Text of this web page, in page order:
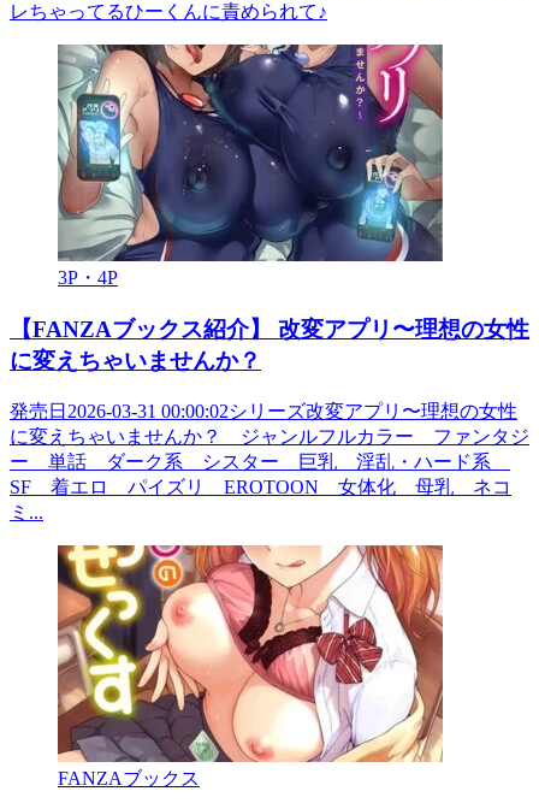
レちゃってるひーくんに責められて♪
3P・4P
【FANZAブックス紹介】 改変アプリ〜理想の女性
に変えちゃいませんか？
発売日2026-03-31 00:00:02シリーズ改変アプリ〜理想の女性
に変えちゃいませんか？ ジャンルフルカラー ファンタジ
ー 単話 ダーク系 シスター 巨乳 淫乱・ハード系
SF 着エロ パイズリ EROTOON 女体化 母乳 ネコ
ミ...
FANZAブックス